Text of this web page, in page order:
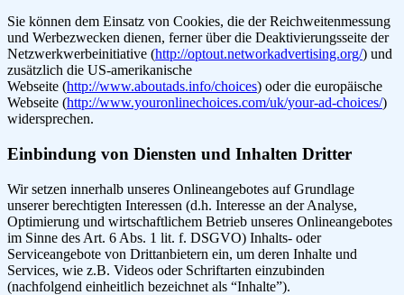
Sie können dem Einsatz von Cookies, die der Reichweitenmessung
und Werbezwecken dienen, ferner über die Deaktivierungsseite der
Netzwerkwerbeinitiative (http://optout.networkadvertising.org/) und
zusätzlich die US-amerikanische
Webseite (http://www.aboutads.info/choices) oder die europäische
Webseite (http://www.youronlinechoices.com/uk/your-ad-choices/)
widersprechen.
Einbindung von Diensten und Inhalten Dritter
Wir setzen innerhalb unseres Onlineangebotes auf Grundlage
unserer berechtigten Interessen (d.h. Interesse an der Analyse,
Optimierung und wirtschaftlichem Betrieb unseres Onlineangebotes
im Sinne des Art. 6 Abs. 1 lit. f. DSGVO) Inhalts- oder
Serviceangebote von Drittanbietern ein, um deren Inhalte und
Services, wie z.B. Videos oder Schriftarten einzubinden
(nachfolgend einheitlich bezeichnet als “Inhalte”).